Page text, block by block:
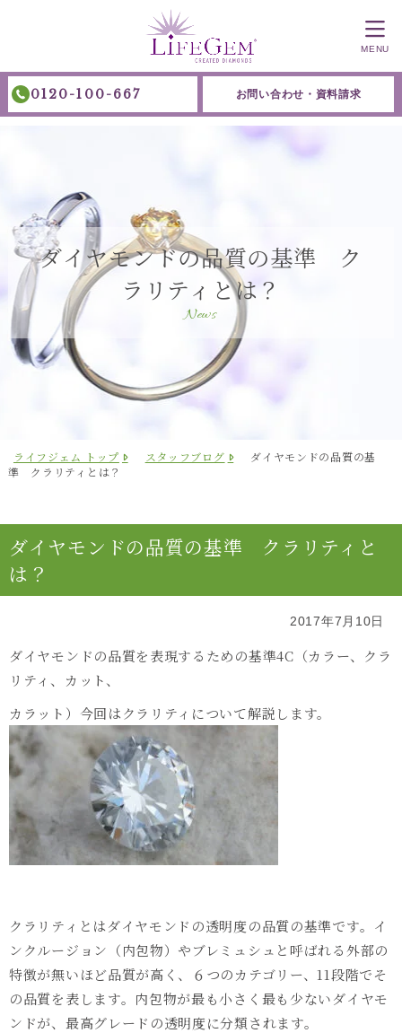
0120-100-667 お問い合わせ・資料請求
MENU
ダイヤモンドの品質の基準 ク
ラリティとは？
News
ライフジェム トップ スタッフブログ
ダイヤモンドの品質の基
準 クラリティとは？
ダイヤモンドの品質の基準 クラリティと
は？
2017年7月10日
ダイヤモンドの品質を表現するための基準4C（カラー、クラ
リティ、カット、
カラット）今回はクラリティについて解説します。
クラリティとはダイヤモンドの透明度の品質の基準です。イ
ンクルージョン（内包物）やブレミュシュと呼ばれる外部の
特徴が無いほど品質が高く、６つのカテゴリー、11段階でそ
の品質を表します。内包物が最も小さく最も少ないダイヤモ
ンドが、最高グレードの透明度に分類されます。